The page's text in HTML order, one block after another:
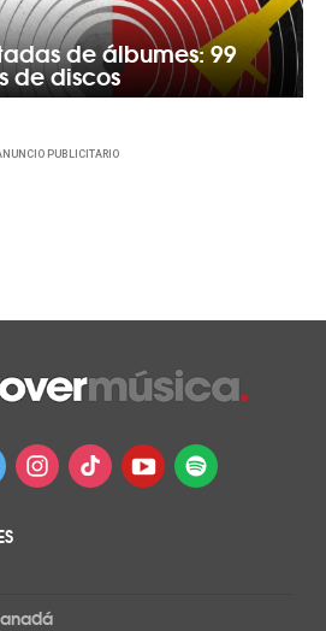
de álbumes: 99
de discos
PUBLICITARIO